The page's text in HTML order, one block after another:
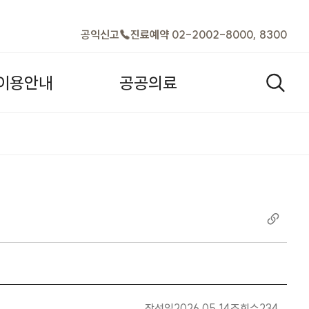
바로가기
공익신고 진료예약 02-2002-8000, 8300
용안내 공공의료 검색열기
화 | 보도자료 |